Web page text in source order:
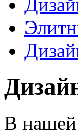
В нашей